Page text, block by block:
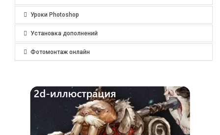
Уроки Photoshop
Установка дополнений
Фотомонтаж онлайн